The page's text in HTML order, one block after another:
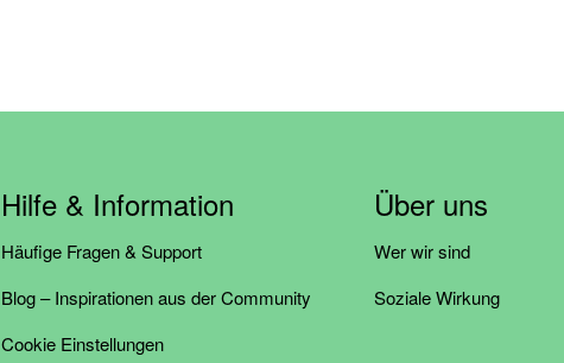
Hilfe & Information
Häufige Fragen & Support
Blog – Inspirationen aus der Community
Cookie Einstellungen
Über uns
Wer wir sind
Soziale Wirkung